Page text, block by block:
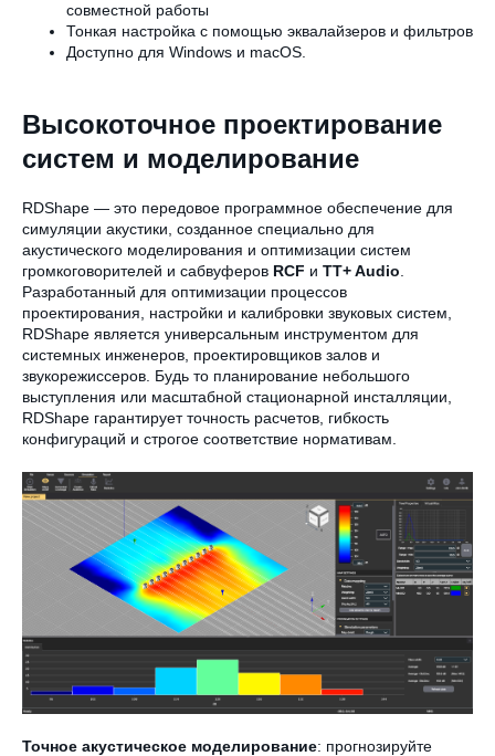
совместной работы
Тонкая настройка с помощью эквалайзеров и фильтров
Доступно для Windows и macOS.
Высокоточное проектирование
систем и моделирование
RDShape — это передовое программное обеспечение для
симуляции акустики, созданное специально для
акустического моделирования и оптимизации систем
громкоговорителей и сабвуферов RCF и TT+ Audio.
Разработанный для оптимизации процессов
проектирования, настройки и калибровки звуковых систем,
RDShape является универсальным инструментом для
системных инженеров, проектировщиков залов и
звукорежиссеров. Будь то планирование небольшого
выступления или масштабной стационарной инсталляции,
RDShape гарантирует точность расчетов, гибкость
конфигураций и строгое соответствие нормативам.
Точное акустическое моделирование: прогнозируйте